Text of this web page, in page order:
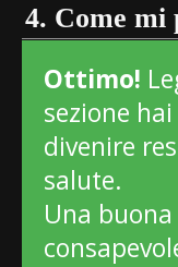
4. Come mi
Ottimo!
sezione
divenire
salute.
Una